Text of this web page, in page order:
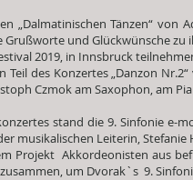
„Dalmatinischen Tänzen“
und Glückwünsche
2019, in Innsbruck
Teil des Konzertes „Danzon
Czmok am Saxophon, am
stand die 9. Sinfonie e-
musikalischen Leiterin, Stefanie
Projekt Akkordeonisten aus
um Dvorak`s 9.